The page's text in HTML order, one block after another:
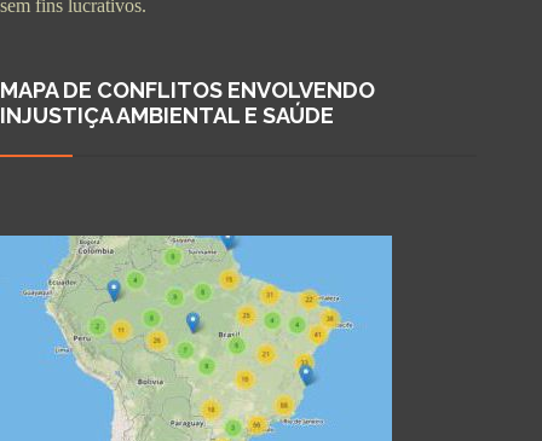
sem fins lucrativos.
MAPA DE CONFLITOS ENVOLVENDO
INJUSTIÇA AMBIENTAL E SAÚDE